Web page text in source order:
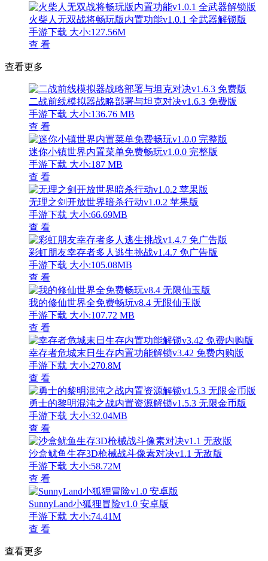
火柴人无双战将畅玩版内置功能v1.0.1 全武器解锁版
手游下载 大小:127.56M
查 看
查看更多
二战前线模拟器战略部署与坦克对决v1.6.3 免费版
手游下载 大小:136.76 MB
查 看
迷你小镇世界内置菜单免费畅玩v1.0.0 完整版
手游下载 大小:187 MB
查 看
无理之剑开放世界暗杀行动v1.0.2 苹果版
手游下载 大小:66.69MB
查 看
彩虹朋友幸存者多人逃生挑战v1.4.7 免广告版
手游下载 大小:105.08MB
查 看
我的修仙世界全免费畅玩v8.4 无限仙玉版
手游下载 大小:107.72 MB
查 看
幸存者危城末日生存内置功能解锁v3.42 免费内购版
手游下载 大小:270.8M
查 看
勇士的黎明混沌之战内置资源解锁v1.5.3 无限金币版
手游下载 大小:32.04MB
查 看
沙盒鱿鱼生存3D枪械战斗像素对决v1.1 无敌版
手游下载 大小:58.72M
查 看
SunnyLand小狐狸冒险v1.0 安卓版
手游下载 大小:74.41M
查 看
查看更多